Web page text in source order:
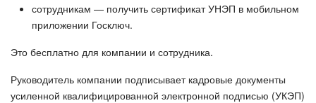
Виджет сотрудника
Телефония
Филиальная сеть
сотрудникам — получить сертификат УНЭП в мобильном
приложении Госключ.
Это бесплатно для компании и сотрудника.
Руководитель компании подписывает кадровые документы
усиленной квалифицированной электронной подписью (УКЭП)